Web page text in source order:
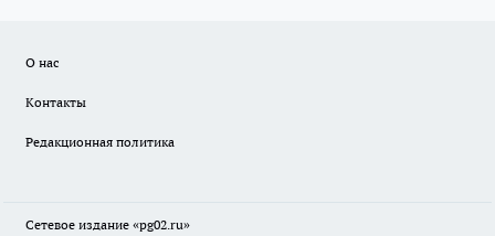
О нас
Контакты
Редакционная политика
Сетевое издание «pg02.ru»